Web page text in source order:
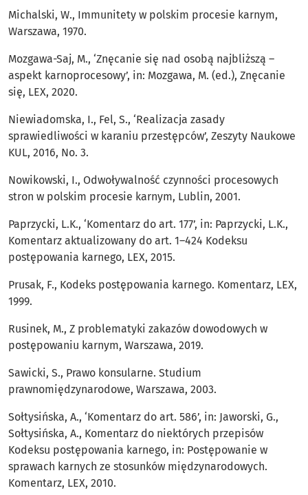
Michalski, W., Immunitety w polskim procesie karnym,
Warszawa, 1970.
Mozgawa-Saj, M., ‘Znęcanie się nad osobą najbliższą –
aspekt karnoprocesowy’, in: Mozgawa, M. (ed.), Znęcanie
się, LEX, 2020.
Niewiadomska, I., Fel, S., ‘Realizacja zasady
sprawiedliwości w karaniu przestępców’, Zeszyty Naukowe
KUL, 2016, No. 3.
Nowikowski, I., Odwoływalność czynności procesowych
stron w polskim procesie karnym, Lublin, 2001.
Paprzycki, L.K., ‘Komentarz do art. 177’, in: Paprzycki, L.K.,
Komentarz aktualizowany do art. 1–424 Kodeksu
postępowania karnego, LEX, 2015.
Prusak, F., Kodeks postępowania karnego. Komentarz, LEX,
1999.
Rusinek, M., Z problematyki zakazów dowodowych w
postępowaniu karnym, Warszawa, 2019.
Sawicki, S., Prawo konsularne. Studium
prawnomiędzynarodowe, Warszawa, 2003.
Sołtysińska, A., ‘Komentarz do art. 586’, in: Jaworski, G.,
Sołtysińska, A., Komentarz do niektórych przepisów
Kodeksu postępowania karnego, in: Postępowanie w
sprawach karnych ze stosunków międzynarodowych.
Komentarz, LEX, 2010.